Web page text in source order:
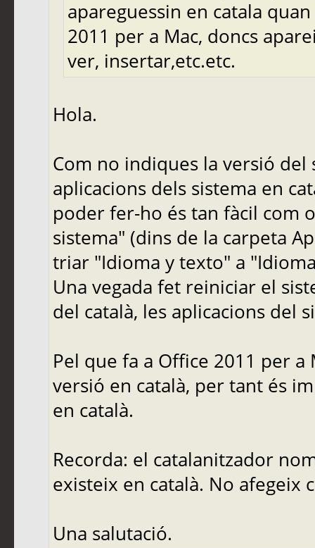
apareguessin en catala
2011 per a Mac, doncs
ver, insertar,etc.etc.
Hola.
Com no indiques la versió
aplicacions dels sistema en
poder fer-ho és tan fàcil com
sistema" (dins de la carpeta
triar "Idioma y texto" a
Una vegada fet reiniciar el
del català, les aplicacions del
Pel que fa a Office 2011 per
versió en català, per tant és
en català.
Recorda: el catalanitzador
existeix en català. No afegeix
Una salutació.